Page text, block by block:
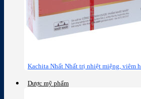
Kachita Nhất Nhất trị nhiệt miệng, viêm
Dược mỹ phẩm